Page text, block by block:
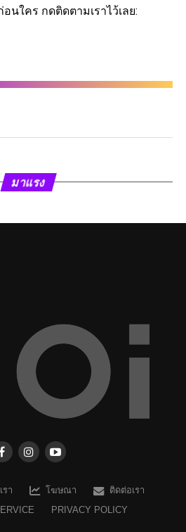
ใคร กดติดตามเราไว้เลย:
มาแรง
รา โฆษณา
ติดต่อเรา
PRIVACY POLICY